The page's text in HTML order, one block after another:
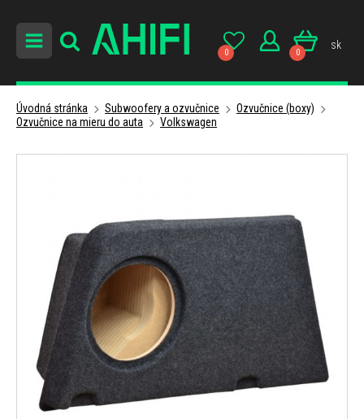
0 0
sk
Úvodná stránka Subwoofery a ozvučnice
Ozvučnice (boxy)
Ozvučnice na mieru do auta
Volkswagen